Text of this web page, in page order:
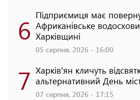
6 Підприємиця має
Африканівське
Харківщині
05 серпня, 2026 - 16:00
7 Харків'ян кличуть
альтернативний День
07 серпня, 2026 - 17:15